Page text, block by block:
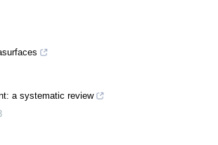
a systematic review